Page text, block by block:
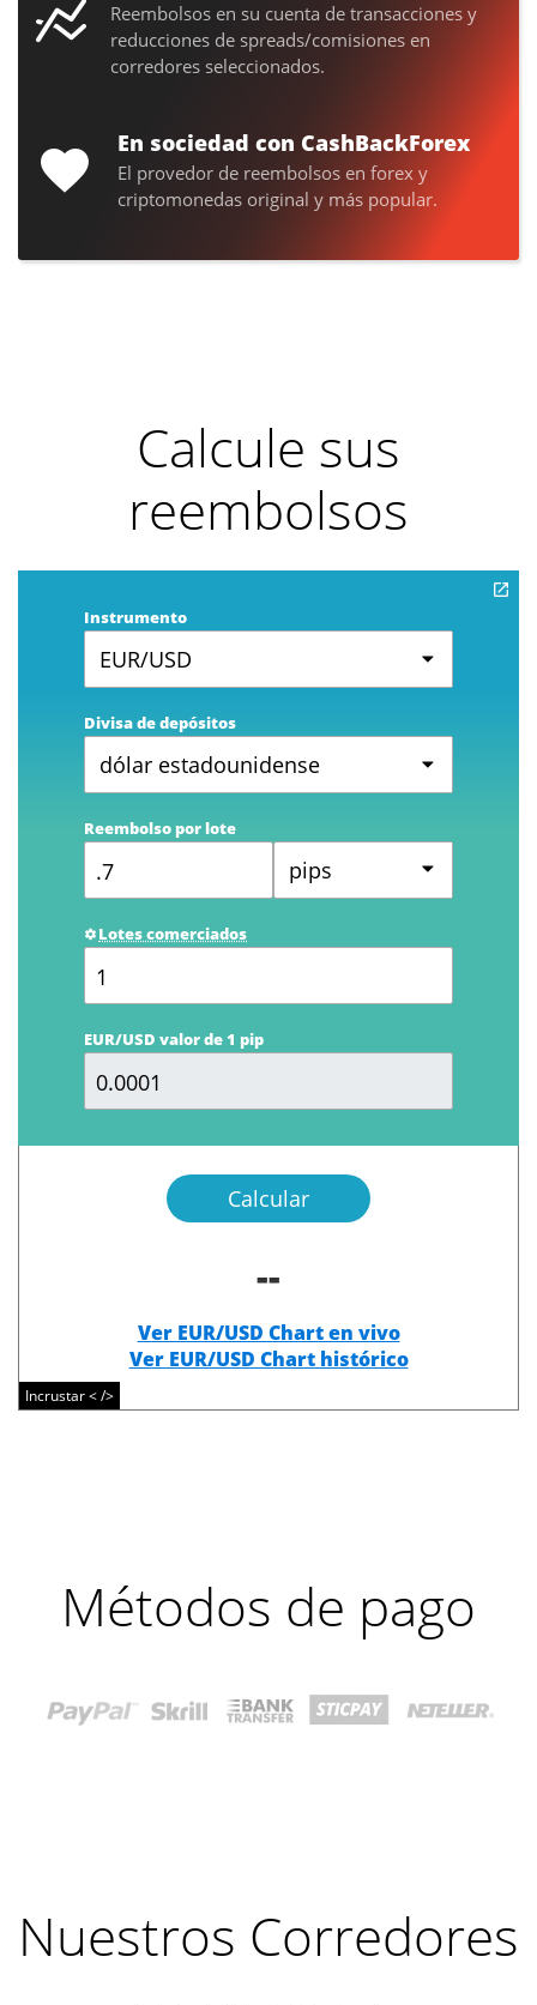
Reembolsos en su cuenta de transacciones y
reducciones de spreads/comisiones en
corredores seleccionados.
En sociedad con CashBackForex
El provedor de reembolsos en forex y
criptomonedas original y más popular.
Calcule sus
reembolsos
Instrumento
EUR/USD
Divisa de depósitos
dólar estadounidense
Reembolso por lote
pips
Lotes comerciados
EUR/USD valor de 1 pip
Calcular
--
Ver EUR/USD Chart en vivo
Ver EUR/USD Chart histórico
Incrustar < />
Métodos de pago
Nuestros Corredores